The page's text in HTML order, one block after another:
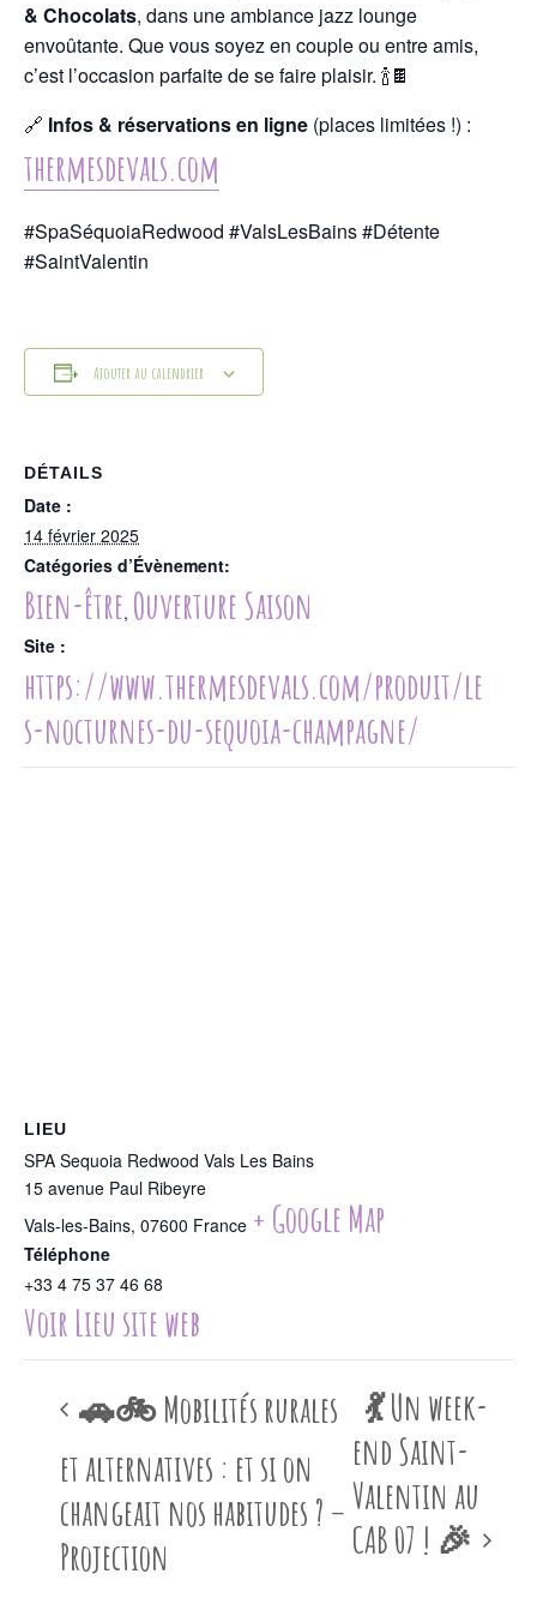
& Chocolats, dans une ambiance jazz lounge
envoûtante. Que vous soyez en couple ou entre amis,
c’est l’occasion parfaite de se faire plaisir. 🍾🍫
🔗 Infos & réservations en ligne (places limitées !) :
thermesdevals.com
#SpaSéquoiaRedwood #ValsLesBains #Détente
#SaintValentin
Ajouter au calendrier
DÉTAILS
Date :
14 février 2025
Catégories d’Évènement:
Bien-être, Ouverture Saison
Site :
https://www.thermesdevals.com/produit/le
s-nocturnes-du-sequoia-champagne/
LIEU
SPA Sequoia Redwood Vals Les Bains
15 avenue Paul Ribeyre
Vals-les-Bains, 07600 France + Google Map
Téléphone
+33 4 75 37 46 68
Voir Lieu site web
🚗🚲 Mobilités rurales
et alternatives : et si on
changeait nos habitudes ? –
Projection
💃 Un week-
end Saint-
Valentin au
CAB 07 ! 🎉